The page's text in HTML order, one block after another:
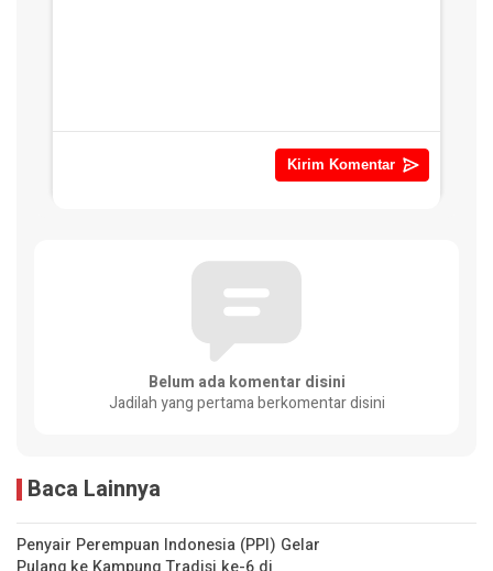
Belum ada komentar disini
Jadilah yang pertama berkomentar disini
Baca Lainnya
Penyair Perempuan Indonesia (PPI) Gelar